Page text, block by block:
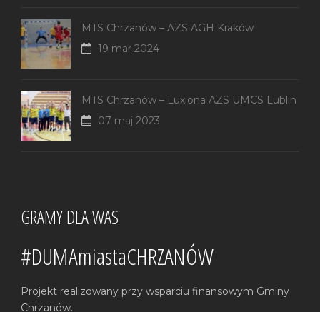
MTS Chrzanów – AZS AGH Kraków
19 mar 2024
MTS Chrzanów – Luxiona AZS UMCS Lublin
07 maj 2023
GRAMY DLA WAS
#DUMAmiastaCHRZANÓW
Projekt realizowany przy wsparciu finansowym Gminy
Chrzanów.